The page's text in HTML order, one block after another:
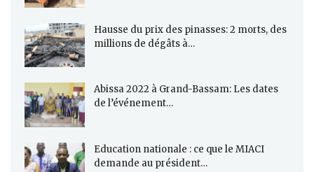
Hausse du prix des pinasses: 2 morts, des
millions de dégâts à…
Abissa 2022 à Grand-Bassam: Les dates
de l’événement…
Education nationale : ce que le MIACI
demande au président…